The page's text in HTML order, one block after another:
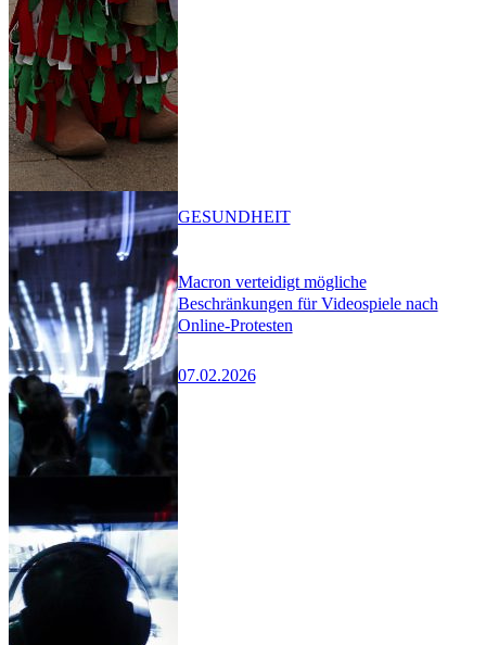
Macron verteidigt mögliche
Beschränkungen für Videospiele nach
Online-Protesten
07.02.2026
GESUNDHEIT